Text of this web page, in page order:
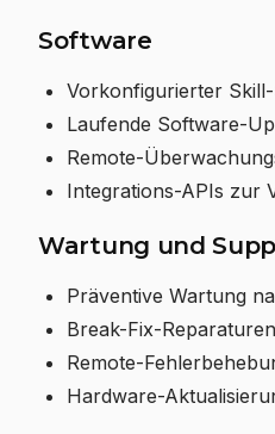
Software
Vorkonfigurierter
Laufende Software-
Remote-
Integrations-APIs zur
Wartung und
Präventive Wartung
Break-Fix-
Remote-
Hardware-